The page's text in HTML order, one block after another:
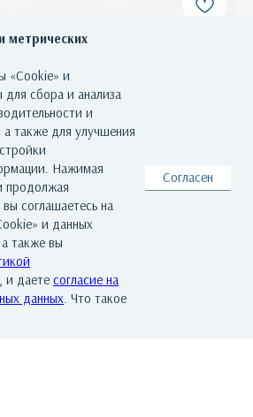
метрических
«Cookie» и
сбора и анализа
и
а также для улучшения
Нажимая
продолжая
соглашаетесь на
и данных
также вы
, и даете согласие на
данных. Что такое
Согласен